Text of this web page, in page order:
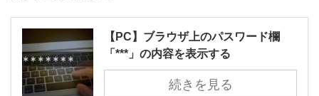
【PC】ブラウザ上のパスワード欄
「***」の内容を表示する
続きを見る